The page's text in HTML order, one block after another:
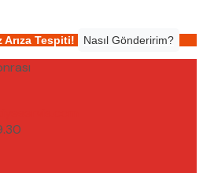
Tespiti! Nasıl Gönderirim?